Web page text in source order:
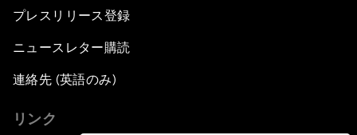
プレスリリース登録
ニュースレター購読
連絡先 (英語のみ)
リンク